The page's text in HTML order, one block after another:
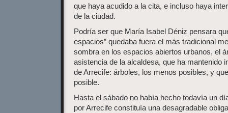
que haya acudido a la cita, e incluso haya
de la ciudad.
Podría ser que María Isabel Déniz pensara
espacios” quedaba fuera el más tradicional
sombra en los espacios abiertos urbanos, el
asistencia de la alcaldesa, que ha mantenido
de Arrecife: árboles, los menos posibles, y
posible.
Hasta el sábado no había hecho todavía un
por Arrecife constituía una desagradable